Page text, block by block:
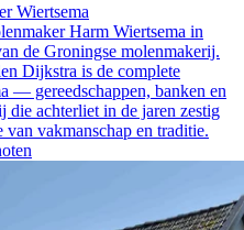
Wiertsema
Harm Wiertsema in
de Groningse molenmakerij.
Dijkstra is de complete
— gereedschappen, banken en
achterliet in de jaren zestig
vakmanschap en traditie.